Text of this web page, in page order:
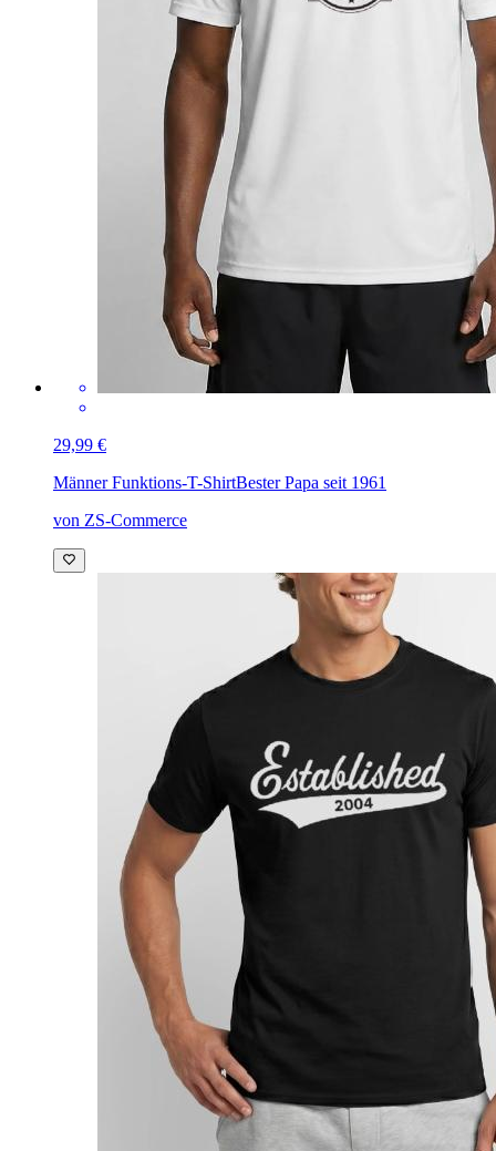
29,99 €
Männer Funktions-T-ShirtBester Papa seit 1961
von ZS-Commerce